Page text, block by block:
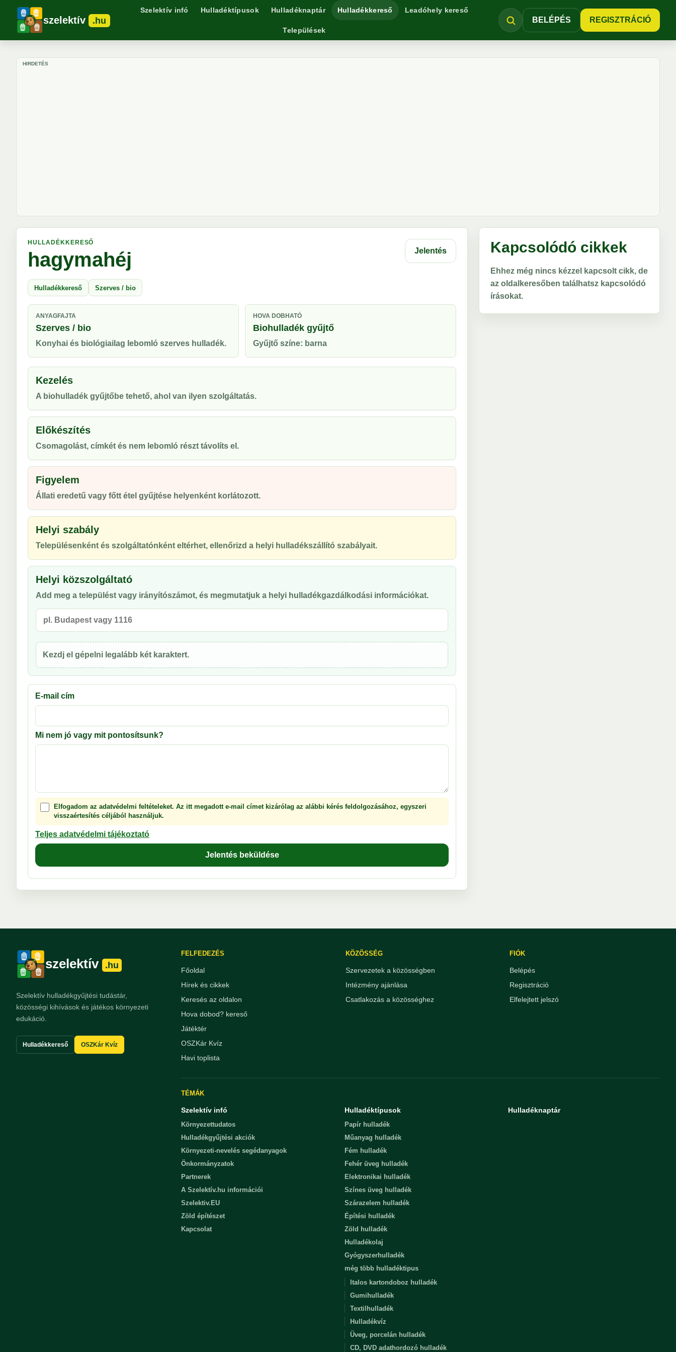
szelektív .hu
Szelektív infó Hulladéktípusok Hulladéknaptár Hulladékkereső Leadóhely kereső
Települések
BELÉPÉS REGISZTRÁCIÓ
HIRDETÉS
HULLADÉKKERESŐ
hagymahéj Jelentés
Hulladékkereső Szerves / bio
ANYAGFAJTA
Szerves / bio
Konyhai és biológiailag lebomló szerves hulladék.
HOVA DOBHATÓ
Biohulladék gyűjtő
Gyűjtő színe: barna
Kezelés
A biohulladék gyűjtőbe tehető, ahol van ilyen szolgáltatás.
Előkészítés
Csomagolást, címkét és nem lebomló részt távolíts el.
Figyelem
Állati eredetű vagy főtt étel gyűjtése helyenként korlátozott.
Helyi szabály
Településenként és szolgáltatónként eltérhet, ellenőrizd a helyi hulladékszállító szabályait.
Helyi közszolgáltató
Add meg a települést vagy irányítószámot, és megmutatjuk a helyi hulladékgazdálkodási információkat.
Kezdj el gépelni legalább két karaktert.
E-mail cím
Mi nem jó vagy mit pontosítsunk?
Elfogadom az adatvédelmi feltételeket. Az itt megadott e-mail címet kizárólag az alábbi kérés feldolgozásához, egyszeri
visszaértesítés céljából használjuk.
Teljes adatvédelmi tájékoztató
Jelentés beküldése
Kapcsolódó cikkek
Ehhez még nincs kézzel kapcsolt cikk, de
az oldalkeresőben találhatsz kapcsolódó
írásokat.
szelektív .hu
Szelektív hulladékgyűjtési tudástár,
közösségi kihívások és játékos környezeti
edukáció.
Hulladékkereső OSZKár Kvíz
FELFEDEZÉS
Főoldal
Hírek és cikkek
Keresés az oldalon
Hova dobod? kereső
Játéktér
OSZKár Kvíz
Havi toplista
KÖZÖSSÉG
Szervezetek a közösségben
Intézmény ajánlása
Csatlakozás a közösséghez
FIÓK
Belépés
Regisztráció
Elfelejtett jelszó
TÉMÁK
Szelektív infó
Környezettudatos
Hulladékgyűjtési akciók
Környezeti-nevelés segédanyagok
Önkormányzatok
Partnerek
A Szelektív.hu információi
Szelektiv.EU
Zöld építészet
Kapcsolat
Hulladéktípusok
Papír hulladék
Műanyag hulladék
Fém hulladék
Fehér üveg hulladék
Elektronikai hulladék
Színes üveg hulladék
Szárazelem hulladék
Építési hulladék
Zöld hulladék
Hulladékolaj
Gyógyszerhulladék
még több hulladéktipus
Italos kartondoboz hulladék
Gumihulladék
Textilhulladék
Hulladékvíz
Üveg, porcelán hulladék
CD, DVD adathordozó hulladék
Hulladéknaptár